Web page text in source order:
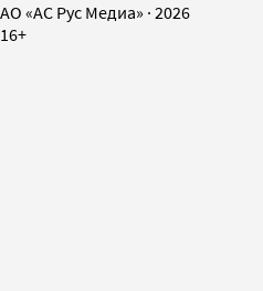
AO «АС Рус Медиа» · 2026
16+